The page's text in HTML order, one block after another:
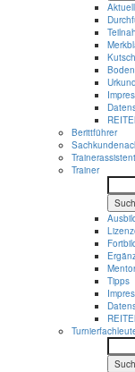
Berittführer
Trainerassistent
Trainer
Tipps